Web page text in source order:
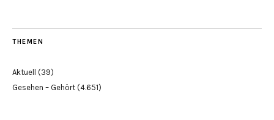
THEMEN
Aktuell
(39)
Gesehen – Gehört (4.651)